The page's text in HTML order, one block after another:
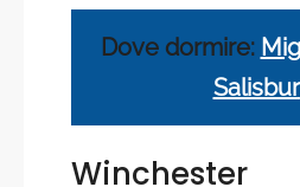
Dove dormire:
Winchester